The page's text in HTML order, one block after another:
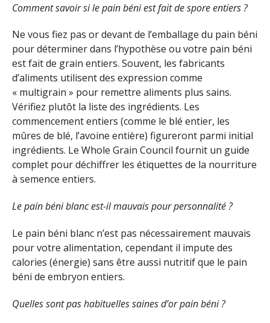
Comment savoir si le pain béni est fait de spore entiers ?
Ne vous fiez pas or devant de l’emballage du pain béni
pour déterminer dans l’hypothèse ou votre pain béni
est fait de grain entiers. Souvent, les fabricants
d’aliments utilisent des expression comme
« multigrain » pour remettre aliments plus sains.
Vérifiez plutôt la liste des ingrédients. Les
commencement entiers (comme le blé entier, les
mûres de blé, l’avoine entière) figureront parmi initial
ingrédients. Le Whole Grain Council fournit un guide
complet pour déchiffrer les étiquettes de la nourriture
à semence entiers.
Le pain béni blanc est-il mauvais pour personnalité ?
Le pain béni blanc n’est pas nécessairement mauvais
pour votre alimentation, cependant il impute des
calories (énergie) sans être aussi nutritif que le pain
béni de embryon entiers.
Quelles sont pas habituelles saines d’or pain béni ?